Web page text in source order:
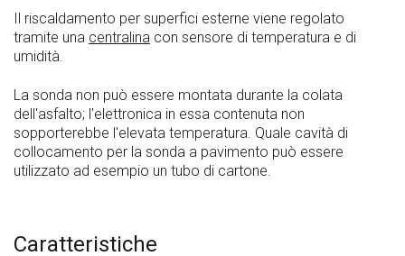
Il riscaldamento per superfici esterne viene regolato
tramite una centralina con sensore di temperatura e di
umidità.
La sonda non può essere montata durante la colata
dell'asfalto; l'elettronica in essa contenuta non
sopporterebbe l'elevata temperatura. Quale cavità di
collocamento per la sonda a pavimento può essere
utilizzato ad esempio un tubo di cartone.
Caratteristiche